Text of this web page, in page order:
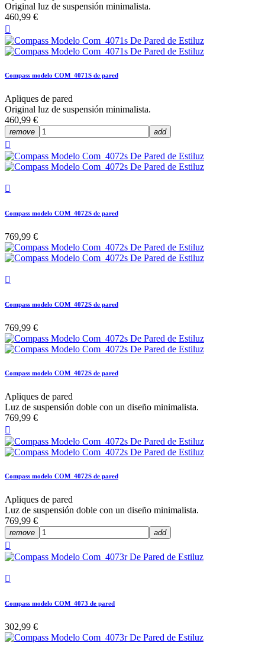
Original luz de suspensión minimalista.
460,99 €

Compass modelo COM_4071S de pared
Apliques de pared
Original luz de suspensión minimalista.
460,99 €
remove add


Compass modelo COM_4072S de pared
769,99 €

Compass modelo COM_4072S de pared
769,99 €
Compass modelo COM_4072S de pared
Apliques de pared
Luz de suspensión doble con un diseño minimalista.
769,99 €

Compass modelo COM_4072S de pared
Apliques de pared
Luz de suspensión doble con un diseño minimalista.
769,99 €
remove add


Compass modelo COM_4073 de pared
302,99 €